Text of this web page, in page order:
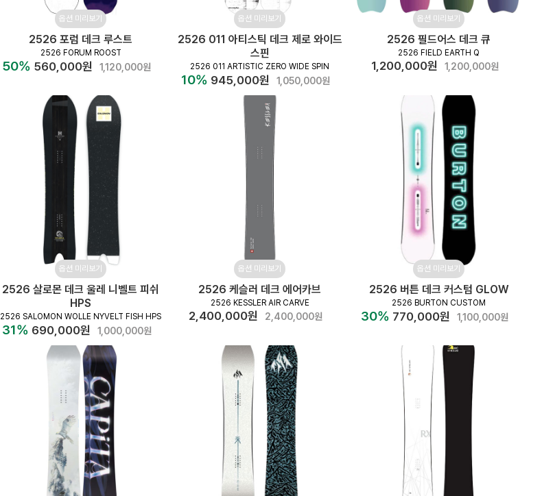
옵션 미리보기
2526 포럼 데크 루스트
2526 FORUM ROOST
50% 560,000원 1,120,000원
옵션 미리보기
2526 011 아티스틱 데크 제로 와이드
스핀
2526 011 ARTISTIC ZERO WIDE SPIN
10% 945,000원 1,050,000원
옵션 미리보기
2526 필드어스 데크 큐
2526 FIELD EARTH Q
1,200,000원 1,200,000원
옵션 미리보기
2526 살로몬 데크 울레 니벨트 피쉬
HPS
2526 SALOMON WOLLE NYVELT FISH HPS
31% 690,000원 1,000,000원
옵션 미리보기
2526 케슬러 데크 에어카브
2526 KESSLER AIR CARVE
2,400,000원 2,400,000원
옵션 미리보기
2526 버튼 데크 커스텀 GLOW
2526 BURTON CUSTOM
30% 770,000원 1,100,000원